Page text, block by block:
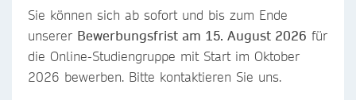
Sie können sich ab sofort und bis zum Ende
unserer Bewerbungsfrist am 15. August 2026 für
die Online-Studiengruppe mit Start im Oktober
2026 bewerben. Bitte kontaktieren Sie uns.